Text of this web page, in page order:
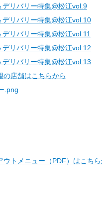
デリバリー特集@松江vol.9
デリバリー特集@松江vol.10
リバリー特集@松江vol.11
デリバリー特集@松江vol.12
デリバリー特集@松江vol.13
の店舗はこちらから
ウトメニュー（PDF）はこち